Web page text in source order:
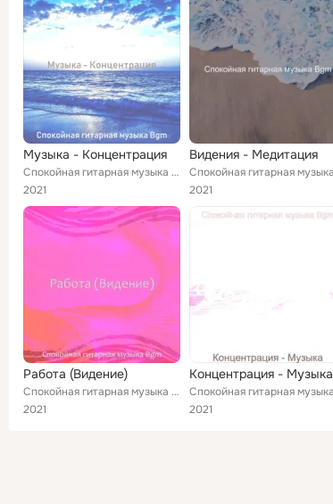
Музыка - Концентрация
Спокойная гитарная музыка Bgm
2021
Видения - Медитация
2021
Работа (Видение)
Спокойная гитарная музыка Bgm
2021
Концентрация - Музыка
2021